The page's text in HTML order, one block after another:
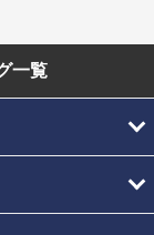
一覧